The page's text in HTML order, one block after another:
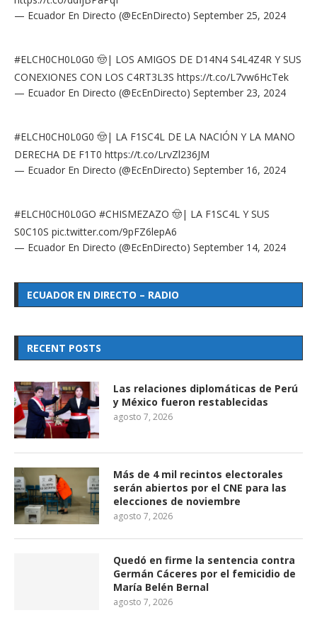
— Ecuador En Directo (@EcEnDirecto) September 25, 2024
#ELCH0CH0L0G0 🤠| LOS AMIGOS DE D14N4 S4L4Z4R Y SUS
CONEXIONES CON LOS C4RT3L3S https://t.co/L7vw6HcTek
— Ecuador En Directo (@EcEnDirecto) September 23, 2024
#ELCH0CH0L0G0 🤠| LA F1SC4L DE LA NACIÓN Y LA MANO
DERECHA DE F1T0 https://t.co/LrvZl236JM
— Ecuador En Directo (@EcEnDirecto) September 16, 2024
#ELCH0CH0L0GO #CHISMEZAZO 🤠| LA F1SC4L Y SUS
S0C10S pic.twitter.com/9pFZ6lepA6
— Ecuador En Directo (@EcEnDirecto) September 14, 2024
ECUADOR EN DIRECTO – RADIO
RECENT POSTS
Las relaciones diplomáticas de Perú
y México fueron restablecidas
agosto 7, 2026
Más de 4 mil recintos electorales
serán abiertos por el CNE para las
elecciones de noviembre
agosto 7, 2026
Quedó en firme la sentencia contra
Germán Cáceres por el femicidio de
María Belén Bernal
agosto 7, 2026